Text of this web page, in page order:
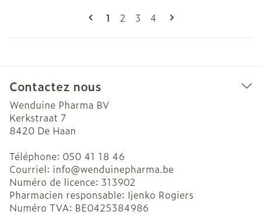
Pages
Vous lisez actuellement la page
1 Page
2 Page
3 Page
4
Contactez nous
Wenduine Pharma BV
Kerkstraat 7
8420 De Haan
Téléphone: 050 41 18 46
Courriel: info@wenduinepharma.be
Numéro de licence: 313902
Pharmacien responsable: Ijenko Rogiers
Numéro TVA: BE0425384986